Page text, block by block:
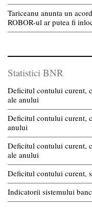
Tariceanu anunta un
ROBOR-ul ar putea fi
Statistici BNR
Deficitul contului curent,
ale anului
Deficitul contului curent,
anului
Deficitul contului curent,
ale anului
Deficitul contului curent,
Indicatorii sistemului